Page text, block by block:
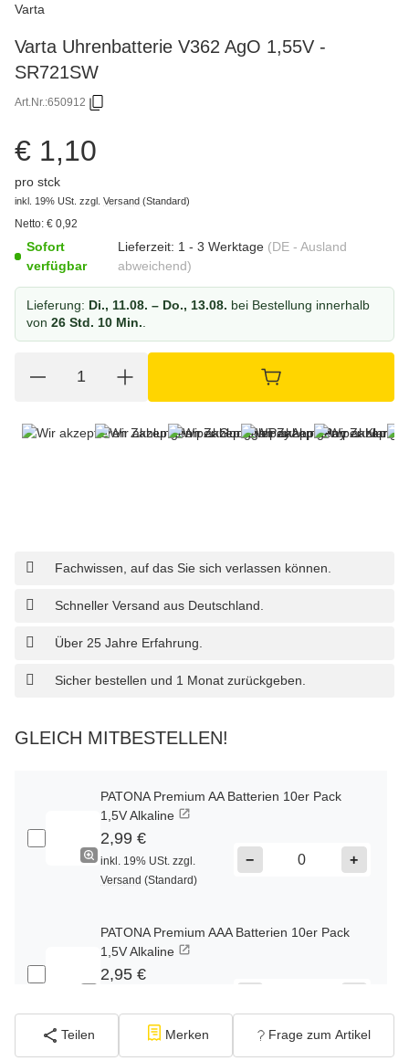
Varta
Varta Uhrenbatterie V362 AgO 1,55V -
SR721SW
Art.Nr.:650912
€ 1,10
pro stck
inkl. 19% USt. zzgl. Versand (Standard)
Netto: € 0,92
Sofort
verfügbar
Lieferzeit: 1 - 3 Werktage (DE - Ausland
abweichend)
Lieferung: Di., 11.08. – Do., 13.08. bei Bestellung innerhalb
von 26 Std. 10 Min.
Fachwissen, auf das Sie sich verlassen können.
Schneller Versand aus Deutschland.
Über 25 Jahre Erfahrung.
Sicher bestellen und 1 Monat zurückgeben.
GLEICH MITBESTELLEN!
PATONA Premium AA Batterien 10er Pack
1,5V Alkaline
2,99 €
inkl. 19% USt. zzgl.
Versand (Standard)
− +
PATONA Premium AAA Batterien 10er Pack
1,5V Alkaline
2,95 €
Versand (Standard)
Teilen Merken Frage zum Artikel